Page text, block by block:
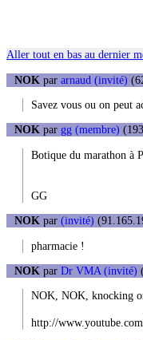
Aller tout en bas au dernier
NOK par arnaud (invité)
Savez vous ou on peut
NOK par gg (membre)
Botique du marathon à
GG
NOK par (invité)
pharmacie !
NOK par Dr VMA (invité)
NOK, NOK, knocking
http://